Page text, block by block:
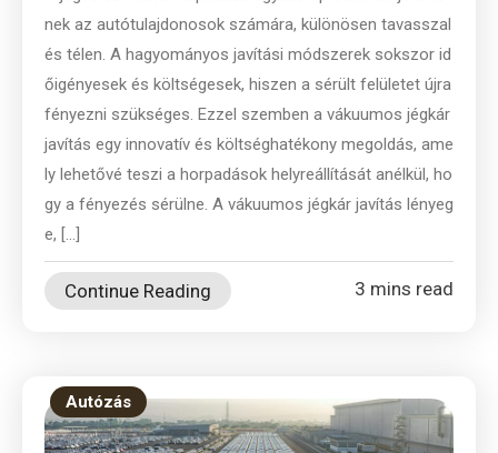
nek az autótulajdonosok számára, különösen tavasszal
és télen. A hagyományos javítási módszerek sokszor id
őigényesek és költségesek, hiszen a sérült felületet újra
fényezni szükséges. Ezzel szemben a vákuumos jégkár
javítás egy innovatív és költséghatékony megoldás, ame
ly lehetővé teszi a horpadások helyreállítását anélkül, ho
gy a fényezés sérülne. A vákuumos jégkár javítás lényeg
e, […]
Continue Reading 3 mins read
Autózás